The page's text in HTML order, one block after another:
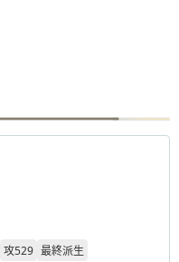
攻529 最終派生